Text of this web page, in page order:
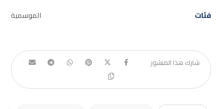
فئات الموسمية